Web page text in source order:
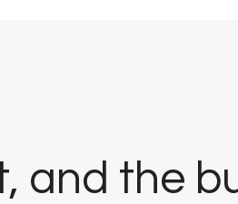
and the